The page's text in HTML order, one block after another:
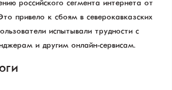
российского сегмента интернета от
привело к сбоям в северокавказских
испытывали трудности с
и другим онлайн-сервисам.